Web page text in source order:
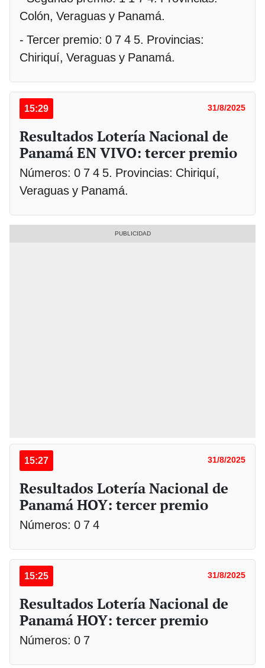
Colón, Veraguas y Panamá.
- Tercer premio: 0 7 4 5. Provincias:
Chiriquí, Veraguas y Panamá.
15:29 31/8/2025
Resultados Lotería Nacional de
Panamá EN VIVO: tercer premio
Números: 0 7 4 5. Provincias: Chiriquí,
Veraguas y Panamá.
15:27 31/8/2025
Resultados Lotería Nacional de
Panamá HOY: tercer premio
Números: 0 7 4
15:25 31/8/2025
Resultados Lotería Nacional de
Panamá HOY: tercer premio
Números: 0 7